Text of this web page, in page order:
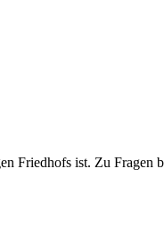
Friedhofs ist. Zu